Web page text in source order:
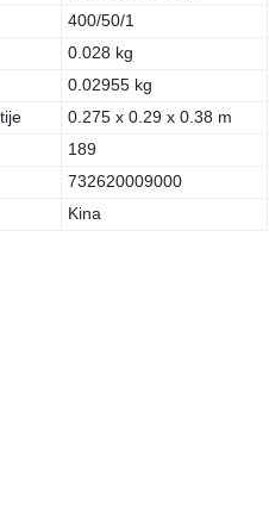
400/50/1
0.028 kg
0.02955 kg
0.275 x 0.29 x 0.38 m
189
732620009000
Kina